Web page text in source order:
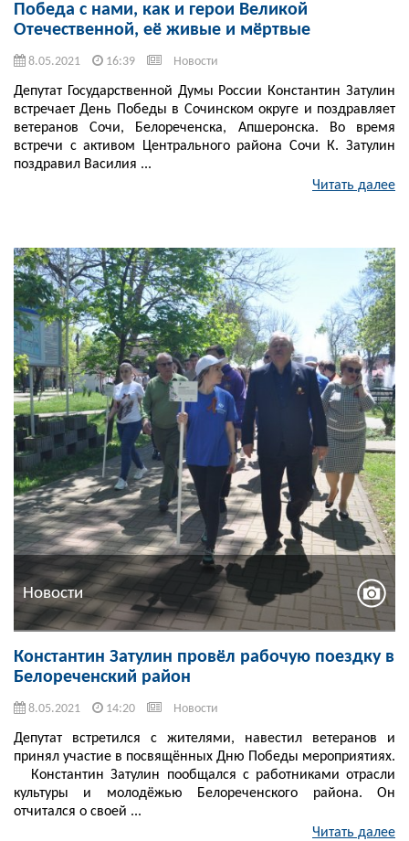
Победа с нами, как и герои Великой
Отечественной, её живые и мёртвые
8.05.2021 16:39 Новости
Депутат Государственной Думы России Константин Затулин
встречает День Победы в Сочинском округе и поздравляет
ветеранов Сочи, Белореченска, Апшеронска. Во время
встречи с активом Центрального района Сочи К. Затулин
поздравил Василия ...
Читать далее
Новости
Константин Затулин провёл рабочую поездку в
Белореченский район
8.05.2021 14:20 Новости
Депутат встретился с жителями, навестил ветеранов и
принял участие в посвящённых Дню Победы мероприятиях.
⠀ Константин Затулин пообщался с работниками отрасли
культуры и молодёжью Белореченского района. Он
отчитался о своей ...
Читать далее